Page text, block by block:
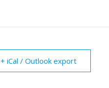
+ iCal / Outlook export